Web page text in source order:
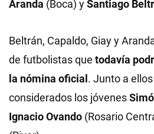
Aranda (Boca) ySantiago
Beltrán, Capaldo, Giay y
de futbolistas que todavía
la nómina oficial . Junto a
considerados los jóvenes
Ignacio Ovando (Rosario